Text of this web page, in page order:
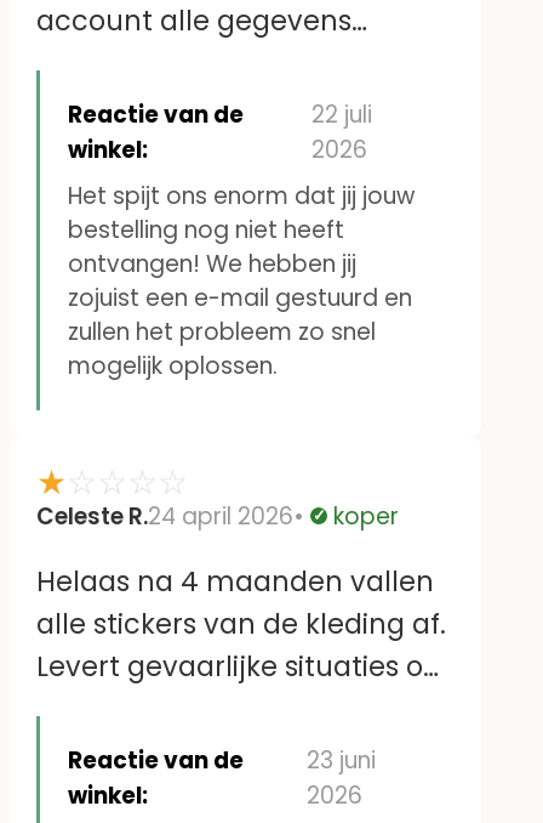
account alle gegevens
kloppen.Ik heb ook al eerder
naamstickers voor mijn vader
besteld. Vervolgens is er geen
contact met jullie te krijgen
omdat het mailadres niet
klopt.
Heleen Veldhuijs
Reactie van de
winkel:
22 juli
2026
Het spijt ons enorm dat jij jouw
bestelling nog niet heeft
ontvangen! We hebben jij
zojuist een e-mail gestuurd en
zullen het probleem zo snel
mogelijk oplossen.
★☆☆☆☆
Celeste R.24 april 2026 Geverifieerd
koper
Helaas na 4 maanden vallen
alle stickers van de kleding af.
Levert gevaarlijke situaties op
zoals losse stickers in het
bedje, die de baby in het
mondje wil stoppen
Reactie van de
winkel:
23 juni
2026